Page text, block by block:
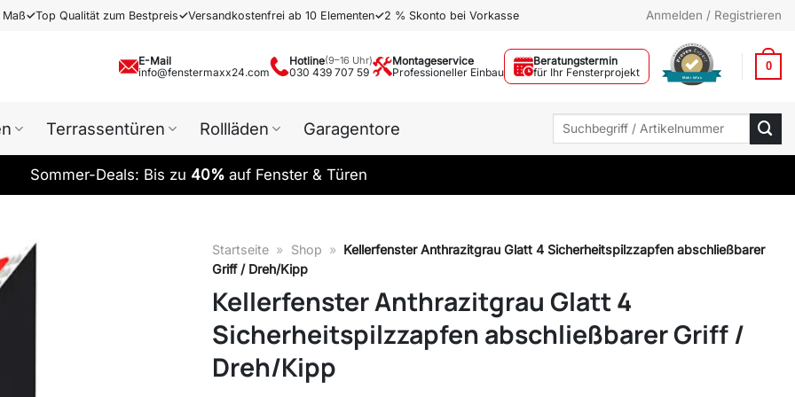
Maß✓Top Qualität zum Bestpreis✓Versandkostenfrei ab 10 Elementen✓2 % Skonto bei Vorkasse Anmelden / Registrieren
E-Mail
info@fenstermaxx24.com
Hotline(9–16 Uhr)
030 439 707 59
Montageservice
Professioneller Einbau
Beratungstermin
für Ihr Fensterprojekt
Mehr Infos
0
Terrassentüren Rollläden Garagentore
Suchen
Sommer-Deals: Bis zu 40% auf Fenster & Türen
Startseite » Shop » Kellerfenster Anthrazitgrau Glatt 4 Sicherheitspilzzapfen abschließbarer
Griff / Dreh/Kipp
Kellerfenster Anthrazitgrau Glatt 4
Sicherheitspilzzapfen abschließbarer Griff /
Dreh/Kipp